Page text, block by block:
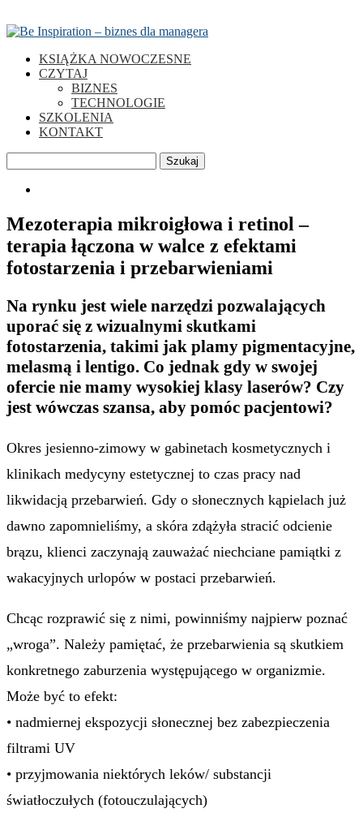
KSIĄŻKA NOWOCZESNE
CZYTAJ
BIZNES
TECHNOLOGIE
SZKOLENIA
KONTAKT
Szukaj
Mezoterapia mikroigłowa i retinol –
terapia łączona w walce z efektami
fotostarzenia i przebarwieniami
Na rynku jest wiele narzędzi pozwalających
uporać się z wizualnymi skutkami
fotostarzenia, takimi jak plamy pigmentacyjne,
melasmą i lentigo. Co jednak gdy w swojej
ofercie nie mamy wysokiej klasy laserów? Czy
jest wówczas szansa, aby pomóc pacjentowi?
Okres jesienno-zimowy w gabinetach kosmetycznych i
klinikach medycyny estetycznej to czas pracy nad
likwidacją przebarwień. Gdy o słonecznych kąpielach już
dawno zapomnieliśmy, a skóra zdążyła stracić odcienie
brązu, klienci zaczynają zauważać niechciane pamiątki z
wakacyjnych urlopów w postaci przebarwień.
Chcąc rozprawić się z nimi, powinniśmy najpierw poznać
„wroga”. Należy pamiętać, że przebarwienia są skutkiem
konkretnego zaburzenia występującego w organizmie.
Może być to efekt:
• nadmiernej ekspozycji słonecznej bez zabezpieczenia
filtrami UV
• przyjmowania niektórych leków/ substancji
światłoczułych (fotouczulających)